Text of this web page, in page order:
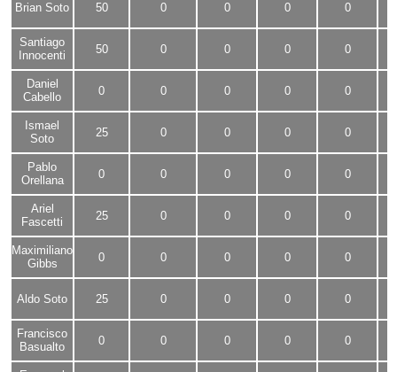
Brian Soto 50 0 0 0 0
Santiago
Innocenti
50 0 0 0 0
Daniel
Cabello
0 0 0 0 0
Ismael
Soto
25 0 0 0 0
Pablo
Orellana
0 0 0 0 0
Ariel
Fascetti
25 0 0 0 0
Maximiliano
Gibbs
0 0 0 0 0
Aldo Soto 25 0 0 0 0
Francisco
Basualto
0 0 0 0 0